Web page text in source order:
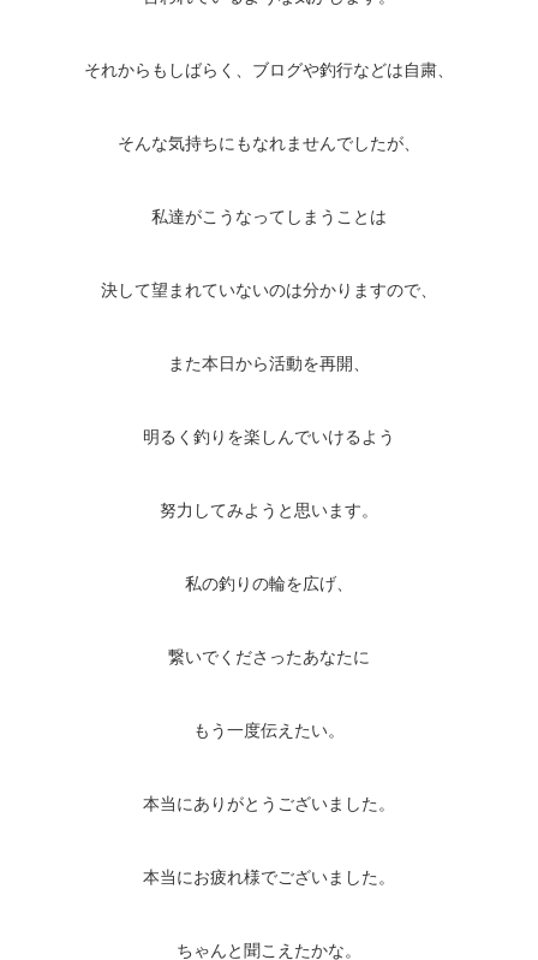
それからもしばらく、ブログや釣行などは自粛、
そんな気持ちにもなれませんでしたが、
私達がこうなってしまうことは
決して望まれていないのは分かりますので、
また本日から活動を再開、
明るく釣りを楽しんでいけるよう
努力してみようと思います。
私の釣りの輪を広げ、
繋いでくださったあなたに
もう一度伝えたい。
本当にありがとうございました。
本当にお疲れ様でございました。
ちゃんと聞こえたかな。